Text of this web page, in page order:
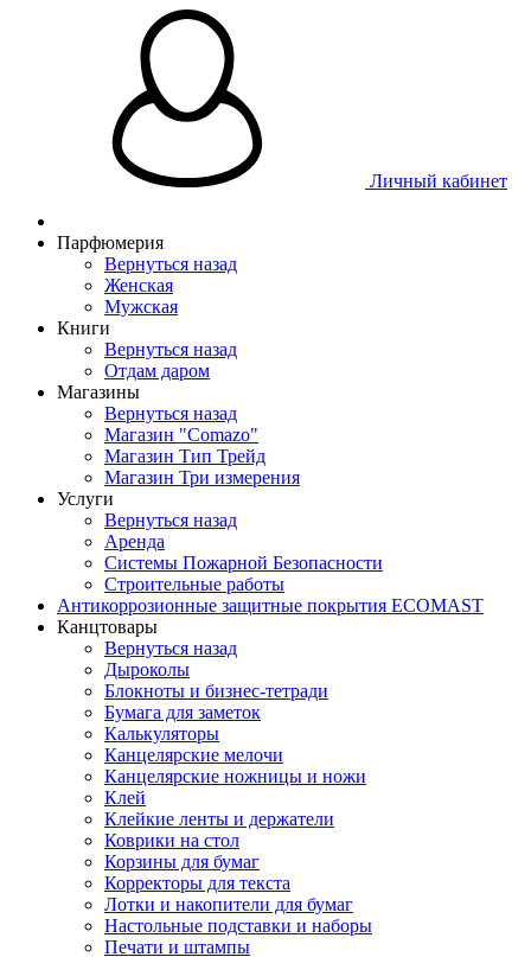
Личный кабинет
Парфюмерия
Вернуться назад
Женская
Мужская
Книги
Вернуться назад
Отдам даром
Магазины
Вернуться назад
Магазин "Comazo"
Магазин Тип Трейд
Магазин Три измерения
Услуги
Вернуться назад
Аренда
Системы Пожарной Безопасности
Строительные работы
Антикоррозионные защитные покрытия ECOMAST
Канцтовары
Вернуться назад
Дыроколы
Блокноты и бизнес-тетради
Бумага для заметок
Калькуляторы
Канцелярские мелочи
Канцелярские ножницы и ножи
Клей
Клейкие ленты и держатели
Коврики на стол
Корзины для бумаг
Корректоры для текста
Лотки и накопители для бумаг
Настольные подставки и наборы
Печати и штампы